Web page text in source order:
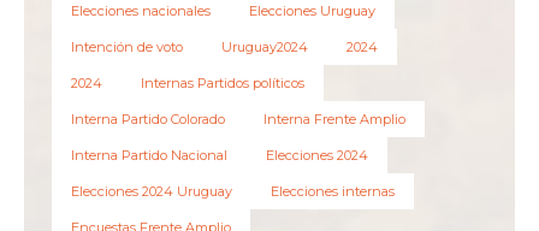
Elecciones nacionales Elecciones Uruguay
Intención de voto Uruguay2024 2024
2024 Internas Partidos políticos
Interna Partido Colorado Interna Frente Amplio
Interna Partido Nacional Elecciones 2024
Elecciones 2024 Uruguay Elecciones internas
Encuestas Frente Amplio